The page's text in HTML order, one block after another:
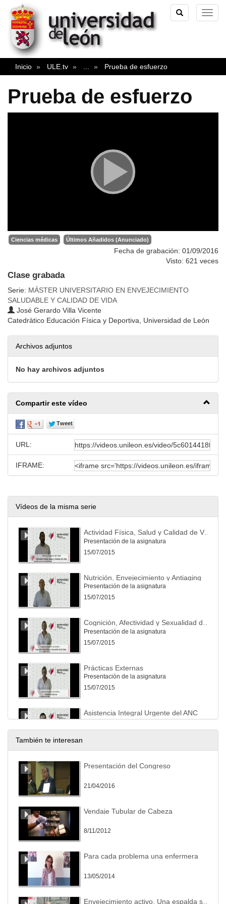
TOGGLE
SEARCH
Inicio ULE.tv Prueba de esfuerzo
Prueba de esfuerzo
Ciencias médicas Últimos Añadidos (Anunciado)
Fecha de grabación: 01/09/2016
Visto: 621 veces
Clase grabada
Serie: MÁSTER UNIVERSITARIO EN ENVEJECIMIENTO
SALUDABLE Y CALIDAD DE VIDA
José Gerardo Villa Vicente
Catedrático Educación Física y Deportiva, Universidad de León
Archivos adjuntos
No hay archivos adjuntos
Compartir este vídeo
URL:
IFRAME:
Vídeos de la misma serie
Presentación de la asignatura
15/07/2015
Nutrición, Envejecimiento y Antiaging
Presentación de la asignatura
15/07/2015
Presentación de la asignatura
15/07/2015
Prácticas Externas
Presentación de la asignatura
15/07/2015
Asistencia Integral Urgente del ANC
Presentación de la asignatura
Presentación de la asignatura
Presentación de la asignatura
Presentación de la asignatura
También te interesan
Presentación del Congreso
21/04/2016
Vendaje Tubular de Cabeza
8/11/2012
Para cada problema una enfermera
13/05/2014